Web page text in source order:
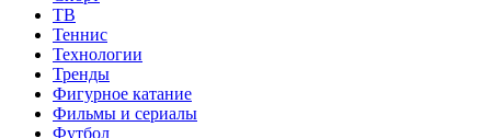
ТВ
Теннис
Технологии
Тренды
Фигурное катание
Фильмы и сериалы
Футбол